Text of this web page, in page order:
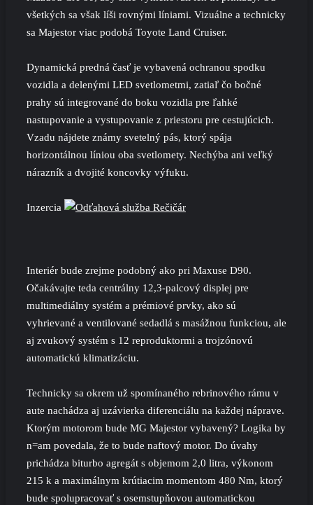
všetkých sa však líši rovnými líniami. Vizuálne a technicky
sa Majestor viac podobá Toyote Land Cruiser.
Dynamická predná časť je vybavená ochranou spodku
vozidla a delenými LED svetlometmi, zatiaľ čo bočné
prahy sú integrované do boku vozidla pre ľahké
nastupovanie a vystupovanie z priestoru pre cestujúcich.
Vzadu nájdete známy svetelný pás, ktorý spája
horizontálnou líniou oba svetlomety. Nechýba ani veľký
nárazník a dvojité koncovky výfuku.
Inzercia
Interiér bude zrejme podobný ako pri Maxuse D90.
Očakávajte teda centrálny 12,3-palcový displej pre
multimediálny systém a prémiové prvky, ako sú
vyhrievané a ventilované sedadlá s masážnou funkciou, ale
aj zvukový systém s 12 reproduktormi a trojzónovú
automatickú klimatizáciu.
Technicky sa okrem už spomínaného rebrinového rámu v
aute nachádza aj uzávierka diferenciálu na každej náprave.
Ktorým motorom bude MG Majestor vybavený? Logika by
n=am povedala, že to bude naftový motor. Do úvahy
prichádza biturbo agregát s objemom 2,0 litra, výkonom
215 k a maximálnym krútiacim momentom 480 Nm, ktorý
bude spolupracovať s osemstupňovou automatickou